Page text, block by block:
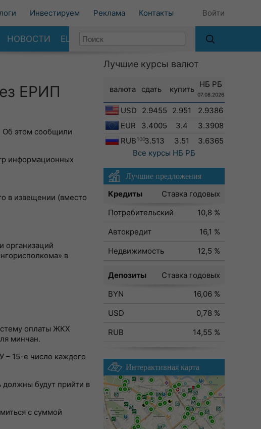
Инвестируем Реклама Контакты Войти
НОВОСТИ ЕЩЕ
ЕРИП
Об этом сообщили
информационных
в извещении (вместо
организаций
в
оплаты ЖКХ
минчан.
– 15-е число каждого
будут прийти в
с суммой
Лучшие курсы валют
валюта сдать купить
НБ РБ
07.08.2026
USD 2.9455 2.951
2.9386
EUR
3.4005 3.4
3.3908
RUB 1003.513 3.51
3.6365
Все курсы НБ РБ
Лучшие предложения
Кредиты
Ставка годовых
Потребительский
10,8 %
Автокредит
16,1 %
Недвижимость
12,5 %
Депозиты
Ставка годовых
BYN
16,06 %
USD
0,78 %
RUB
14,55 %
Интерактивная карта